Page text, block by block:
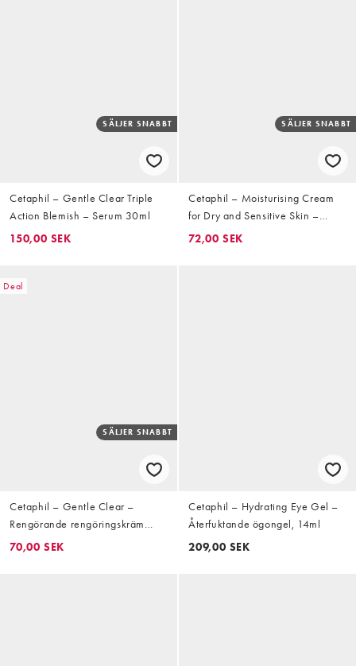
SÄLJER SNABBT
Cetaphil – Gentle Clear Triple
Action Blemish – Serum 30ml
150,00 SEK
SÄLJER SNABBT
Cetaphil – Moisturising Cream
for Dry and Sensitive Skin –
Fuktkräm, 85g
72,00 SEK
Deal
SÄLJER SNABBT
Cetaphil – Gentle Clear –
Rengörande rengöringskräm
124ml
70,00 SEK
Cetaphil – Hydrating Eye Gel –
Återfuktande ögongel, 14ml
209,00 SEK